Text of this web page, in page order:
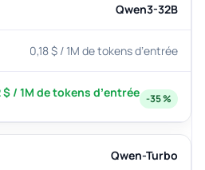
Qwen3-32B
0,18 $ / 1M de tokens d’entrée
$ / 1M de tokens d’entrée -35 %
Qwen-Turbo